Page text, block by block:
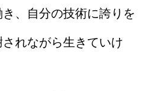
、自分の技術に誇りを
れながら生きていけ